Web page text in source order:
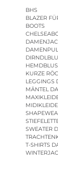
BHS
BLAZER
BOOTS
KURZE
LEGGINGS
MÄNTEL
SWEATER
T-SHIRTS